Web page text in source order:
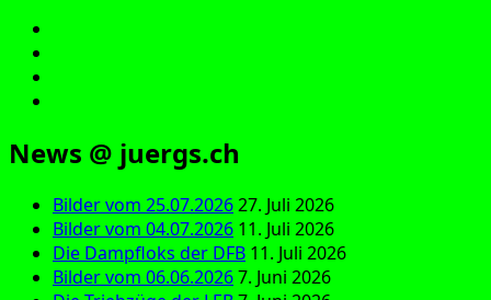
News @ juergs.ch
Bilder vom 25.07.202627. Juli 2026
Bilder vom 04.07.2026 11. Juli 2026
Die Dampfloks der DFB 11. Juli 2026
Bilder vom 06.06.20267. Juni 2026